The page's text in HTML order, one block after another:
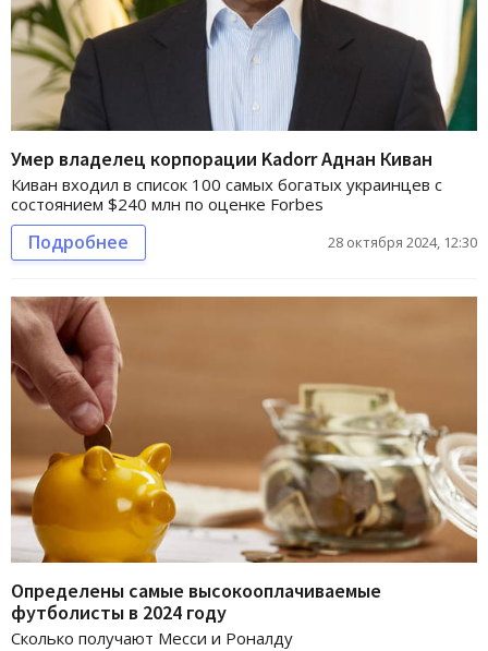
Умер владелец корпорации Kadorr Аднан Киван
Киван входил в список 100 самых богатых украинцев с
состоянием $240 млн по оценке Forbes
Подробнее 28 октября 2024, 12:30
Определены самые высокооплачиваемые
футболисты в 2024 году
Сколько получают Месси и Роналду